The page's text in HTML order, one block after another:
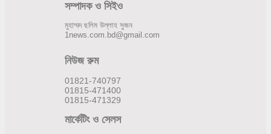
সম্পাদক ও সিইও
মুহাম্মদ ছলিম উল্লাহ সুজন
1news.com.bd@gmail.com
নিউজ রুম
01821-740797
01815-471400
01815-471329
মার্কেটিং ও সেলস